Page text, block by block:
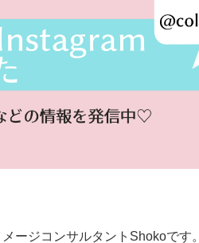
ージコンサルタントShokoです。